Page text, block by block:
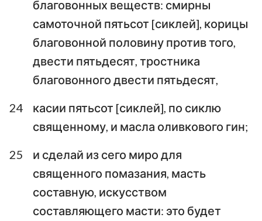
1 2 3 4 5 6
8
9 10 11 12 13
15
16 17 18 19 20
22
23 24 25 26 27
28
29
30 31 32 33
36
37 38 39 40
благовонных веществ: смирны
самоточной пятьсот [сиклей], корицы
благовонной половину против того,
двести пятьдесят, тростника
благовонного двести пятьдесят,
24
касии пятьсот [сиклей], по сиклю
священному, и масла оливкового гин;
25
и сделай из сего миро для
священного помазания, масть
составную, искусством
составляющего масти: это будет